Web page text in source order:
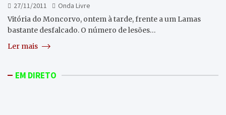
27/11/2011
Onda Livre
Vitória do Moncorvo, ontem à tarde, frente a um Lamas
bastante desfalcado. O número de lesões…
Ler mais
EM DIRETO